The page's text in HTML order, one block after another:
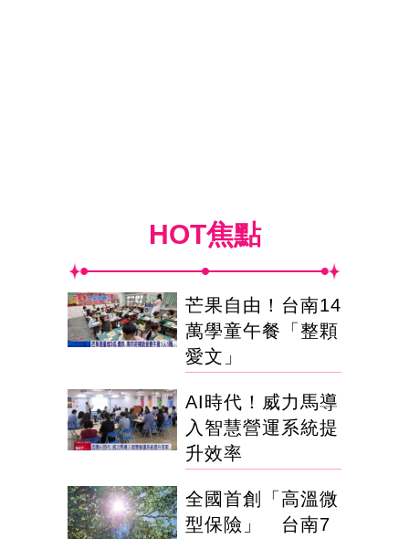
HOT焦點
芒果自由！台南14
萬學童午餐「整顆
愛文」
AI時代！威力馬導
入智慧營運系統提
升效率
全國首創「高溫微
型保險」 台南7